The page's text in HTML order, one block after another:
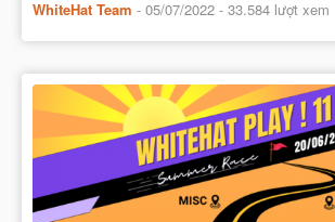
WhiteHat Team - 05/07/2022 - 33.584 lượt xem